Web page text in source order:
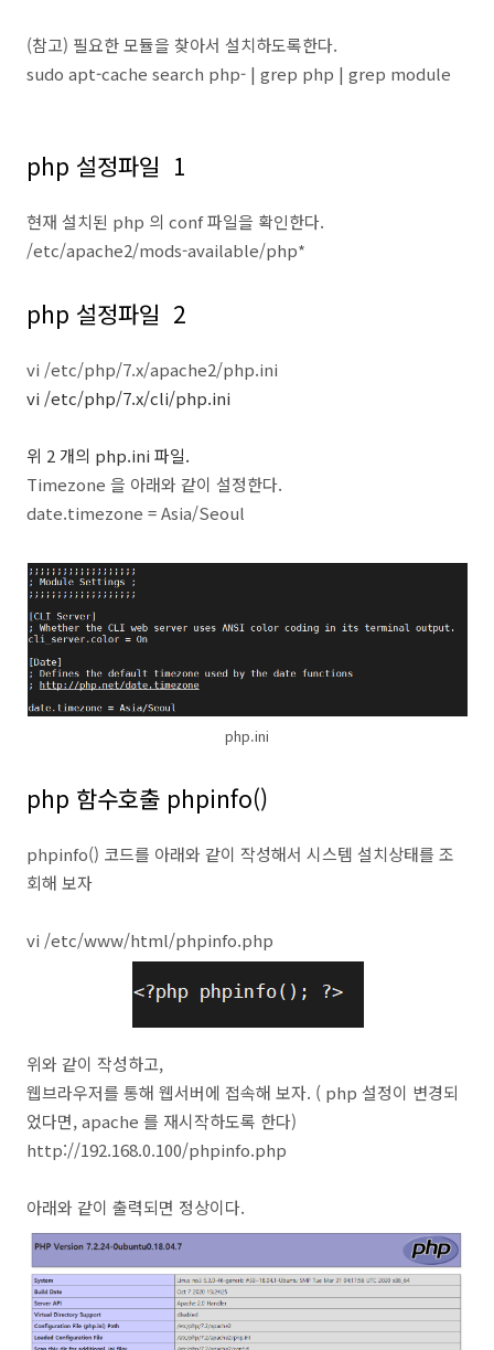
(참고) 필요한 모듈을 찾아서 설치하도록한다.
sudo apt-cache search php- | grep php | grep module
php 설정파일 1
현재 설치된 php 의 conf 파일을 확인한다.
/etc/apache2/mods-available/php*
php 설정파일 2
vi /etc/php/7.x/apache2/php.ini
vi /etc/php/7.x/cli/php.ini
위 2 개의 php.ini 파일.
Timezone 을 아래와 같이 설정한다.
date.timezone = Asia/Seoul
php.ini
php 함수호출 phpinfo()
phpinfo() 코드를 아래와 같이 작성해서 시스템 설치상태를 조
회해 보자
vi /etc/www/html/phpinfo.php
위와 같이 작성하고,
웹브라우저를 통해 웹서버에 접속해 보자. ( php 설정이 변경되
었다면, apache 를 재시작하도록 한다)
http://192.168.0.100/phpinfo.php
아래와 같이 출력되면 정상이다.